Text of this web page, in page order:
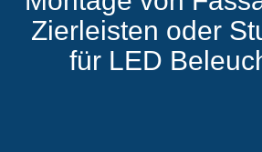
Zierleisten oder
für LED